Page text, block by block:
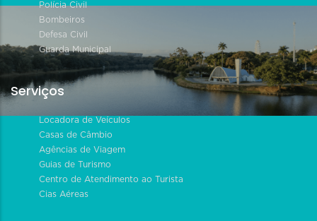
Polícia Civil
Bombeiros
Defesa Civil
Guarda Municipal
Serviços
Locadora de Veículos
Casas de Câmbio
Agências de Viagem
Guias de Turismo
Centro de Atendimento ao Turista
Cias Aéreas